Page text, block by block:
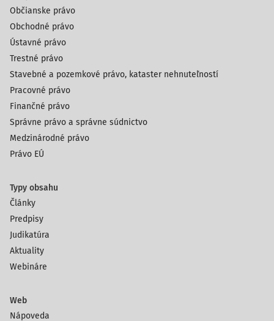
Občianske právo
Obchodné právo
Ústavné právo
Trestné právo
Stavebné a pozemkové právo, kataster nehnuteľností
Pracovné právo
Finančné právo
Správne právo a správne súdnictvo
Medzinárodné právo
Právo EÚ
Typy obsahu
Články
Predpisy
Judikatúra
Aktuality
Webináre
Web
Nápoveda